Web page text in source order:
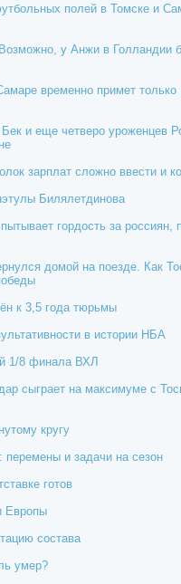
полей в Томске и
у Анжи в Голландии
временно примет только
и еще четверо уроженцев
зарплат сложно ввести и
Билялетдинова
гордость за
домой на поезде. Как
к 3,5 года тюрьмы
в истории НБА
1/8 финала ВХЛ
сыграет на максимуме с
кругу
и задачи на сезон
готов
Европы
состава
умер?